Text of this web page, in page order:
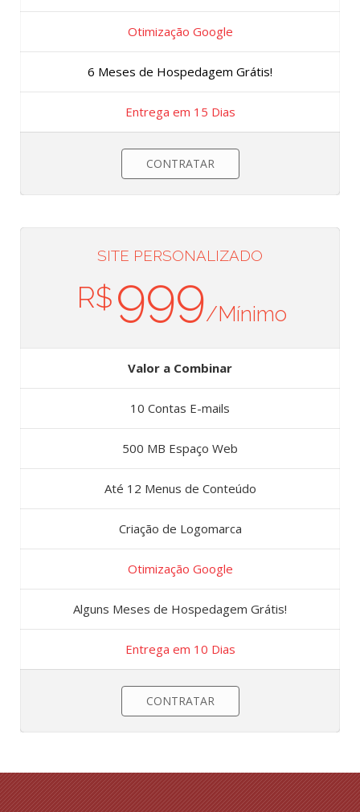
Otimização Google
6 Meses de Hospedagem Grátis!
Entrega em 15 Dias
CONTRATAR
SITE PERSONALIZADO
R$999/Mínimo
Valor a Combinar
10 Contas E-mails
500 MB Espaço Web
Até 12 Menus de Conteúdo
Criação de Logomarca
Otimização Google
Alguns Meses de Hospedagem Grátis!
Entrega em 10 Dias
CONTRATAR